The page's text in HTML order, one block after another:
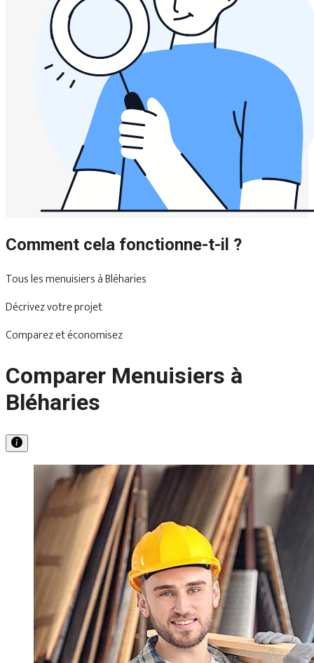
Comment cela fonctionne-t-il ?
Tous les menuisiers à Bléharies
Décrivez votre projet
Comparez et économisez
Comparer Menuisiers à
Bléharies